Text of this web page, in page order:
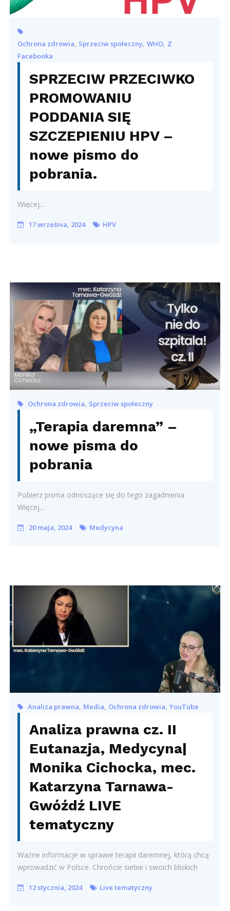
Ochrona zdrowia, Sprzeciw społeczny,WHO, Z
Facebooka
SPRZECIW PRZECIWKO
PROMOWANIU
PODDANIA SIĘ
SZCZEPIENIU HPV –
nowe pismo do
pobrania.
Więcej…
17 września, 2024 HPV
Ochrona zdrowia, Sprzeciw społeczny
„Terapia daremna” –
nowe pisma do
pobrania
Pobierz pisma odnoszące się do tego zagadnienia
Więcej…
20 maja, 2024 Medycyna
Analiza prawna, Media, Ochrona zdrowia,YouTube
Analiza prawna cz. II
Eutanazja, Medycyna|
Monika Cichocka, mec.
Katarzyna Tarnawa-
Gwóźdź LIVE
tematyczny
Ważne informacje w sprawie terapii daremnej, którą chcą
wprowadzić w Polsce. Chrońcie siebie i swoich bliskich
12 stycznia, 2024 Live tematyczny